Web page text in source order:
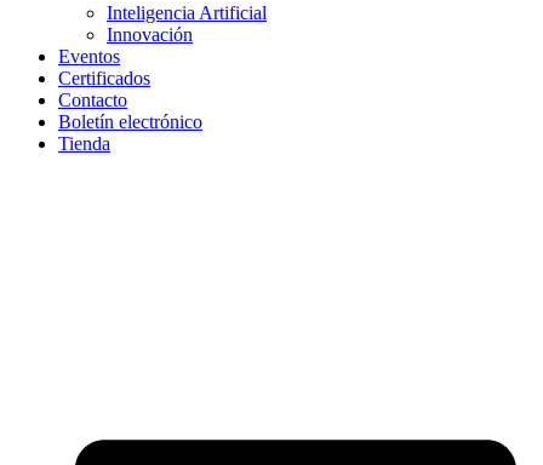
Inteligencia Artificial
Innovación
Eventos
Certificados
Contacto
Boletín electrónico
Tienda